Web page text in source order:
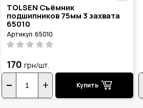
TOLSEN Съёмник
подшипников 75мм 3 захвата
65010
Артикул: 65010
170грн/шт.
Купить